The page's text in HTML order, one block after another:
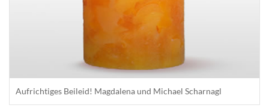
Aufrichtiges Beileid! Magdalena und Michael Scharnagl